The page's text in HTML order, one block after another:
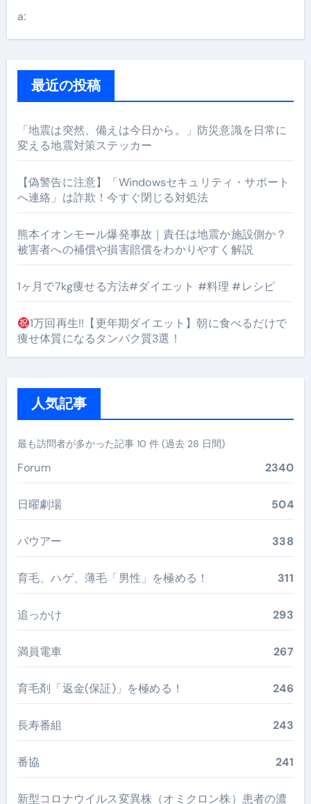
a:
最近の投稿
「地震は突然、備えは今日から。」防災意識を日常に
変える地震対策ステッカー
【偽警告に注意】「Windowsセキュリティ・サポート
へ連絡」は詐欺！今すぐ閉じる対処法
熊本イオンモール爆発事故｜責任は地震か施設側か？
被害者への補償や損害賠償をわかりやすく解説
1ヶ月で7kg痩せる方法#ダイエット #料理 #レシピ
1万回再生!!【更年期ダイエット】朝に食べるだけで
痩せ体質になるタンパク質3選！
人気記事
最も訪問者が多かった記事 10 件 (過去 28 日間)
Forum 2340
日曜劇場 504
バウアー 338
育毛、ハゲ、薄毛「男性」を極める！ 311
追っかけ 293
満員電車 267
育毛剤「返金(保証)」を極める！ 246
長寿番組 243
番協 241
新型コロナウイルス変異株（オミクロン株）患者の濃